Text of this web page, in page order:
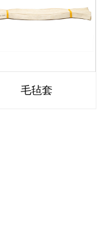
毛毡套